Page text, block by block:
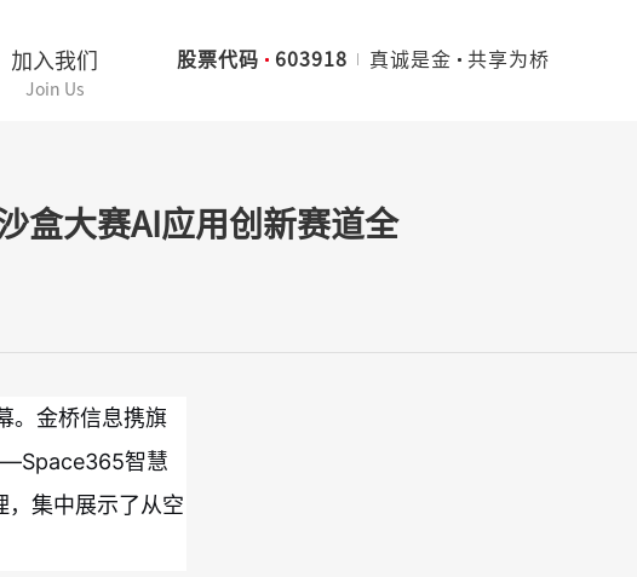
股票代码 603918 真诚是金 共享为桥
加入我们
Join Us
盒大赛AI应用创新赛道全
。金桥信息携旗
智慧
集中展示了从空